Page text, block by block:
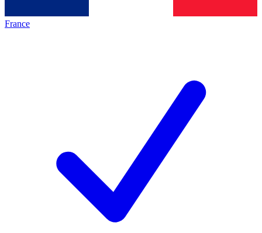
France